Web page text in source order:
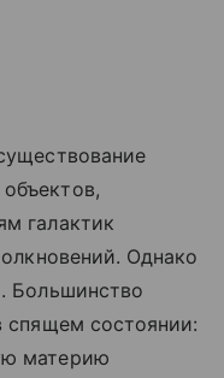
галактик
Однако
Большинство
спящем состоянии:
материю